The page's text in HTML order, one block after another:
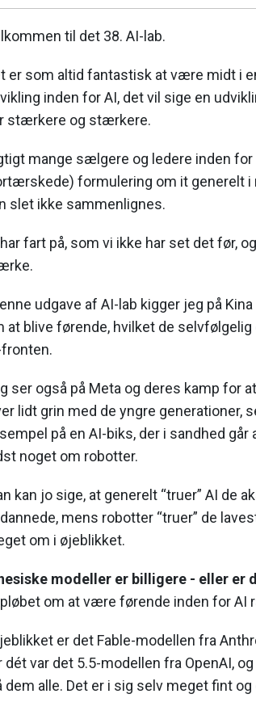
til det 38. AI-lab.
er som altid fantastisk at være midt i
inden for AI, det vil sige en
stærkere og stærkere.
mange sælgere og ledere inden for
formulering om it generelt i
slet ikke sammenlignes.
fart på, som vi ikke har set det før,
udgave af AI-lab kigger jeg på
at blive førende, hvilket de
ser også på Meta og deres kamp for
lidt grin med de yngre generationer,
på en AI-biks, der i sandhed går
noget om robotter.
kan jo sige, at generelt “truer” AI de
mens robotter “truer” de
om i øjeblikket.
modeller er billigere - eller er
om at være førende inden for AI
er det Fable-modellen fra
dét var det 5.5-modellen fra OpenAI,
dem alle. Det er i sig selv meget fint